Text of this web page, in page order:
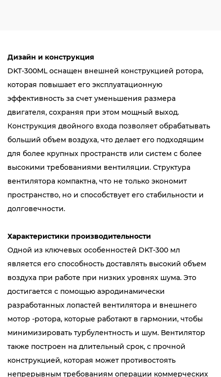
Дизайн и конструкция
DKT-300ML оснащен внешней конструкцией ротора,
которая повышает его эксплуатационную
эффективность за счет уменьшения размера
двигателя, сохраняя при этом мощный выход.
Конструкция двойного входа позволяет обрабатывать
больший объем воздуха, что делает его подходящим
для более крупных пространств или систем с более
высокими требованиями вентиляции. Структура
вентилятора компактна, что не только экономит
пространство, но и способствует его стабильности и
долговечности.
Характеристики производительности
Одной из ключевых особенностей DKT-300 мл
является его способность доставлять высокий объем
воздуха при работе при низких уровнях шума. Это
достигается с помощью аэродинамически
разработанных лопастей вентилятора и внешнего
мотор -ротора, которые работают в гармонии, чтобы
минимизировать турбулентность и шум. Вентилятор
также построен на длительный срок, с прочной
конструкцией, которая может противостоять
непрерывным требованиям операции коммерческих